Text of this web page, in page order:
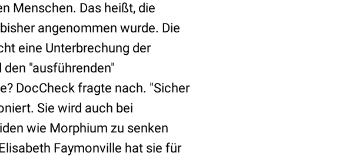
Menschen. Das heißt, die
angenommen wurde. Die
eine Unterbrechung der
"ausführenden"
DocCheck fragte nach. "Sicher
Sie wird auch bei
wie Morphium zu senken
Faymonville hat sie für